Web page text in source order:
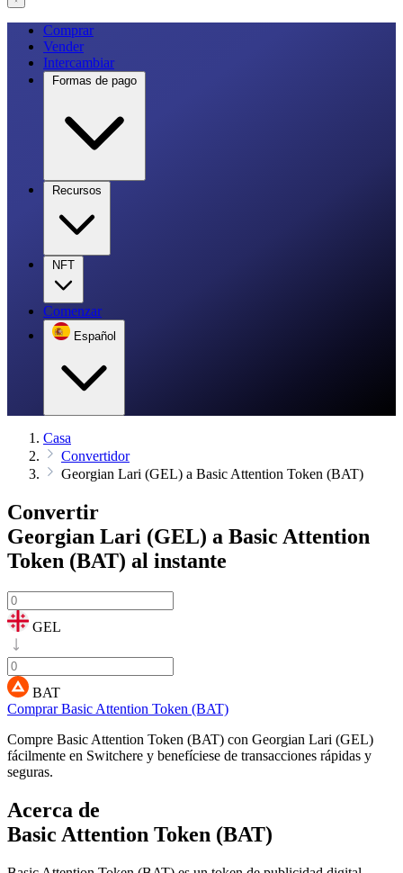
Comprar
Vender
Intercambiar
Formas de pago
Recursos
NFT
Comenzar
Español
Casa
Convertidor
Georgian Lari (GEL) a Basic Attention Token (BAT)
Convertir
Georgian Lari (GEL) a Basic Attention
Token (BAT) al instante
GEL
BAT
Comprar Basic Attention Token (BAT)
Compre Basic Attention Token (BAT) con Georgian Lari (GEL)
fácilmente en Switchere y benefíciese de transacciones rápidas y
seguras.
Acerca de
Basic Attention Token (BAT)